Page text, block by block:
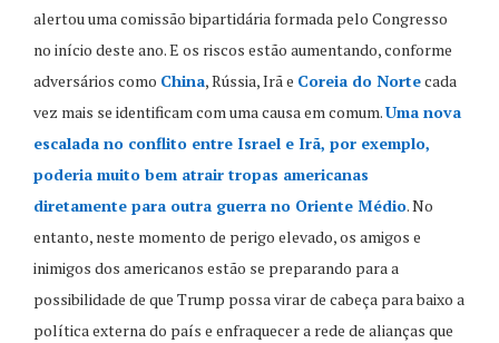
alertou uma comissão bipartidária formada pelo Congresso
no início deste ano. E os riscos estão aumentando, conforme
adversários como China, Rússia, Irã e Coreia do Nortecada
vez mais se identificam com uma causa em comum.Uma nova
escalada no conflito entre Israel e Irã, por exemplo,
poderia muito bem atrair tropas americanas
diretamente para outra guerra no Oriente Médio. No
entanto, neste momento de perigo elevado, os amigos e
inimigos dos americanos estão se preparando para a
possibilidade de que Trump possa virar de cabeça para baixo a
política externa do país e enfraquecer a rede de alianças que